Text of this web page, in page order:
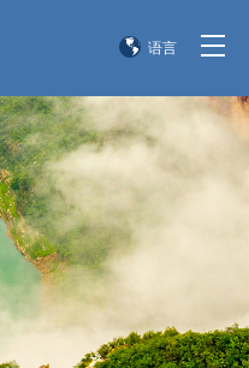
语言
English
한국어
日本語